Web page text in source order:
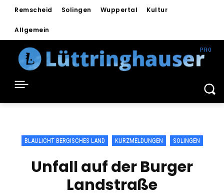
Remscheid Solingen Wuppertal Kultur
Allgemein
BLAULICHT BERGISCHES LAND KURZMELDUNGEN SOLINGEN
Unfall auf der Burger
Landstraße